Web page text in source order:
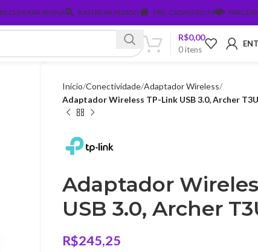
RECUPERAR SENHA RASTREAR PEDIDO PRÉ-CADASTRO PJ
0itens
R$0,00
Início Conectividade Adaptador Wireless
Adaptador Wireless TP-Link USB 3.0, Archer
Adaptador
USB 3.0, Archer
R$245,25